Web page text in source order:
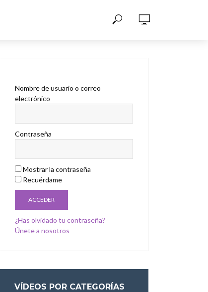
Nombre de usuario o correo
electrónico
Contraseña
Mostrar la contraseña
Recuérdame
¿Has olvidado tu contraseña?
Únete a nosotros
VÍDEOS POR CATEGORÍAS